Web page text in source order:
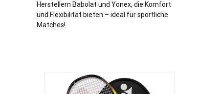
Herstellern Babolat und Yonex, die Komfort
und Flexibilität bieten – ideal für sportliche
Matches!